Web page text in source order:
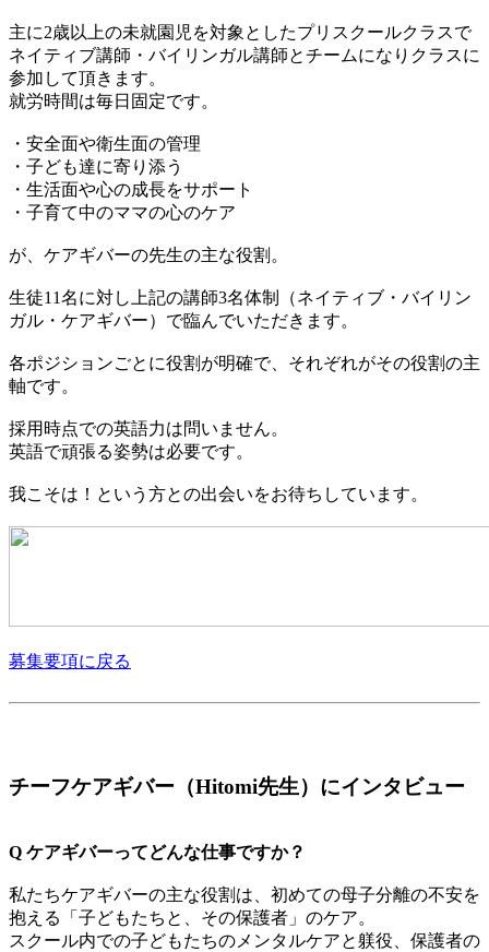
主に2歳以上の未就園児を対象としたプリスクールクラスで
ネイティブ講師・バイリンガル講師とチームになりクラスに
参加して頂きます。
就労時間は毎日固定です。
・安全面や衛生面の管理
・子ども達に寄り添う
・生活面や心の成長をサポート
・子育て中のママの心のケア
が、ケアギバーの先生の主な役割。
生徒11名に対し上記の講師3名体制（ネイティブ・バイリン
ガル・ケアギバー）で臨んでいただきます。
各ポジションごとに役割が明確で、それぞれがその役割の主
軸です。
採用時点での英語力は問いません。
英語で頑張る姿勢は必要です。
我こそは！という方との出会いをお待ちしています。
募集要項に戻る
チーフケアギバー（Hitomi先生）にインタビュー
Q ケアギバーってどんな仕事ですか？
私たちケアギバーの主な役割は、初めての母子分離の不安を
抱える「子どもたちと、その保護者」のケア。
スクール内での子どもたちのメンタルケアと躾役、保護者の